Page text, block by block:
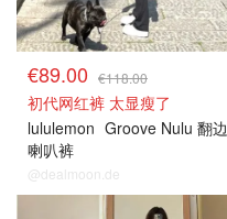
€89.00 €118.00
初代网红裤 太显瘦了
lululemon Groove Nulu 翻边
喇叭裤
@dealmoon.de